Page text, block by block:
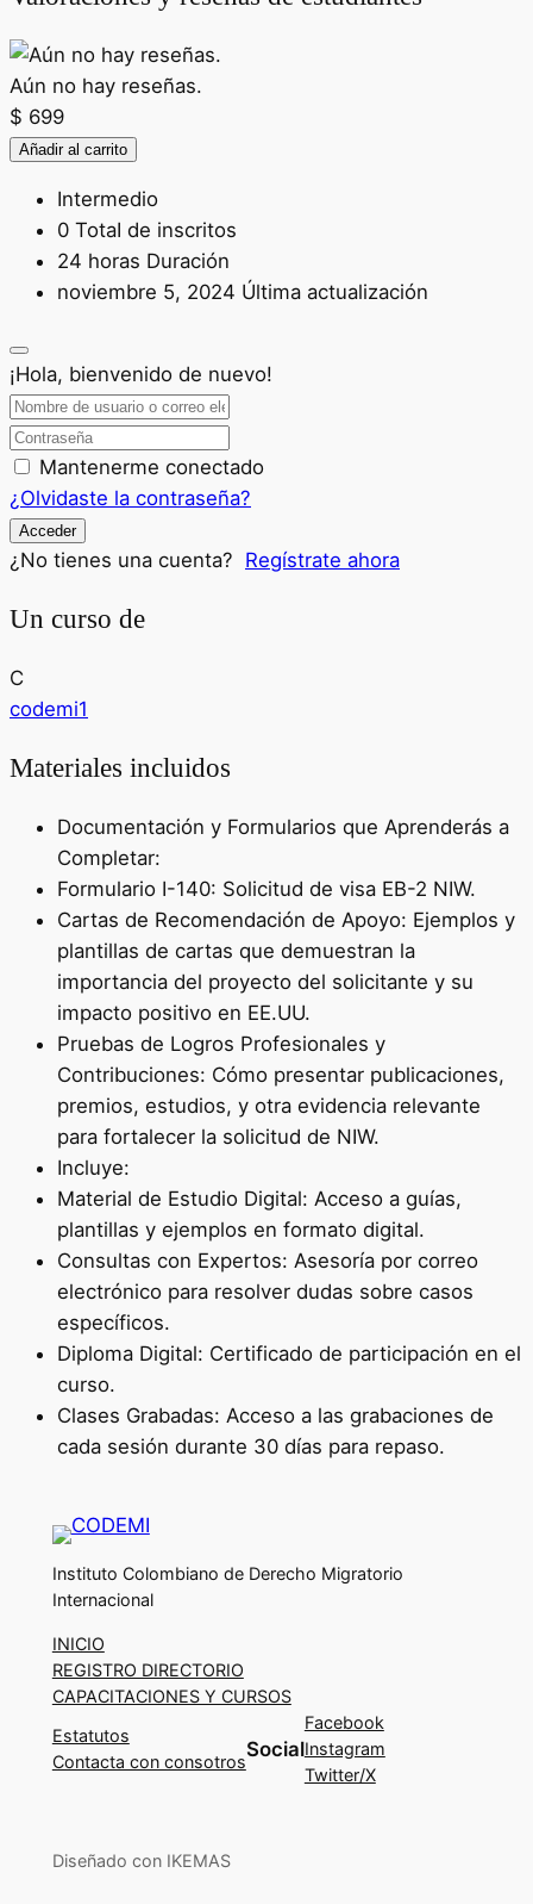
Aún no hay reseñas.
$ 699
Añadir al carrito
Intermedio
0 TotaI de inscritos
24 horas Duración
noviembre 5, 2024 Última actualización
¡Hola, bienvenido de nuevo!
Mantenerme conectado
¿Olvidaste la contraseña?
Acceder
¿No tienes una cuenta? Regístrate ahora
Un curso de
C
codemi1
Materiales incluidos
Documentación y Formularios que Aprenderás a
Completar:
Formulario I-140: Solicitud de visa EB-2 NIW.
Cartas de Recomendación de Apoyo: Ejemplos y
plantillas de cartas que demuestran la
importancia del proyecto del solicitante y su
impacto positivo en EE.UU.
Pruebas de Logros Profesionales y
Contribuciones: Cómo presentar publicaciones,
premios, estudios, y otra evidencia relevante
para fortalecer la solicitud de NIW.
Incluye:
Material de Estudio Digital: Acceso a guías,
plantillas y ejemplos en formato digital.
Consultas con Expertos: Asesoría por correo
electrónico para resolver dudas sobre casos
específicos.
Diploma Digital: Certificado de participación en el
curso.
Clases Grabadas: Acceso a las grabaciones de
cada sesión durante 30 días para repaso.
Instituto Colombiano de Derecho Migratorio
Internacional
INICIO
REGISTRO DIRECTORIO
CAPACITACIONES Y CURSOS
Estatutos
Contacta con consotros
Social
Facebook
Instagram
Twitter/X
Diseñado con IKEMAS